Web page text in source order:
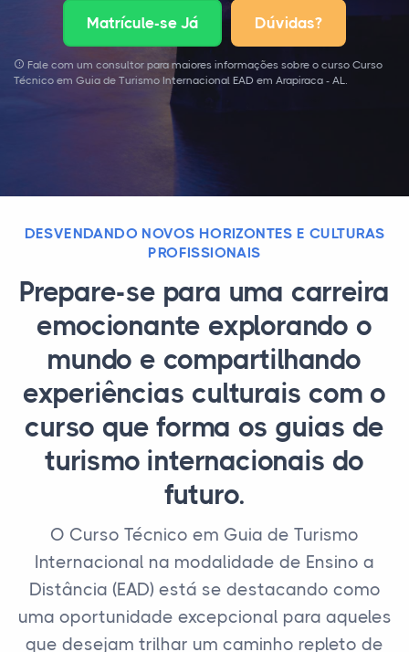
Matrícule-se Já Dúvidas?
Fale com um consultor para maiores informações sobre o curso Curso
Técnico em Guia de Turismo Internacional EAD em Arapiraca - AL.
DESVENDANDO NOVOS HORIZONTES E CULTURAS
PROFISSIONAIS
Prepare-se para uma carreira
emocionante explorando o
mundo e compartilhando
experiências culturais com o
curso que forma os guias de
turismo internacionais do
futuro.
O Curso Técnico em Guia de Turismo
Internacional na modalidade de Ensino a
Distância (EAD) está se destacando como
uma oportunidade excepcional para aqueles
que desejam trilhar um caminho repleto de